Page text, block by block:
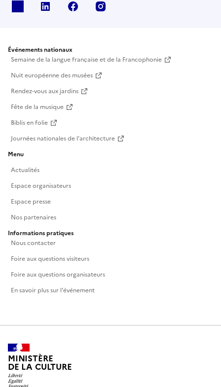
Linkedin Facebook
Événements nationaux
Semaine de la langue française et de la Francophonie
Nuit européenne des musées
Rendez-vous aux jardins
Fête de la musique
Biblis en folie
Journées nationales de l'architecture
Menu
Actualités
Espace organisateurs
Espace presse
Nos partenaires
Informations pratiques
Nous contacter
Foire aux questions visiteurs
Foire aux questions organisateurs
En savoir plus sur l'événement
MINISTÈRE
DE LA CULTURE